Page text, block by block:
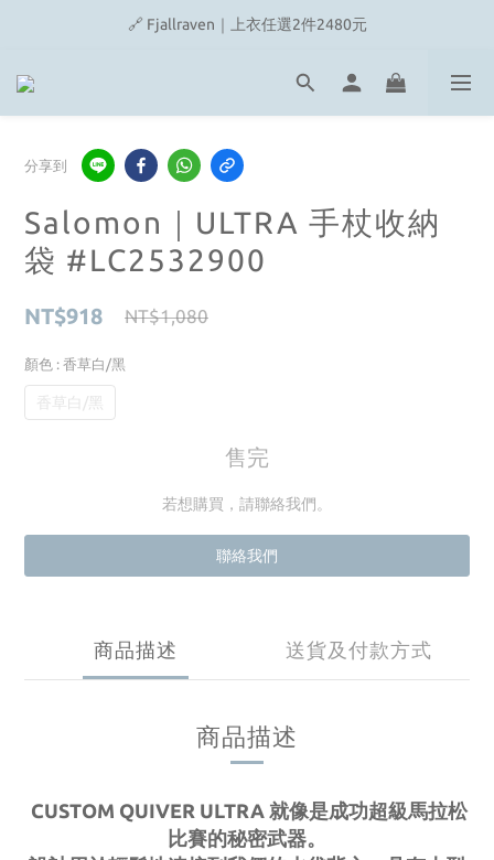
🔗 Snow Peak｜歡慶父親節滿4500即贈品牌方巾
🔗 Fjallraven｜上衣任選2件2480元
🎉On/HOKA 新品陸續上架
分享到
Salomon｜ULTRA 手杖收納
袋 #LC2532900
NT$918 NT$1,080
顏色 : 香草白/黑
香草白/黑
售完
若想購買，請聯絡我們。
聯絡我們
商品描述 送貨及付款方式
商品描述
CUSTOM QUIVER ULTRA 就像是成功超級馬拉松
比賽的秘密武器。